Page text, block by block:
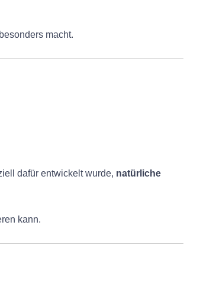
macht.
dafür entwickelt wurde, natürliche
kann.